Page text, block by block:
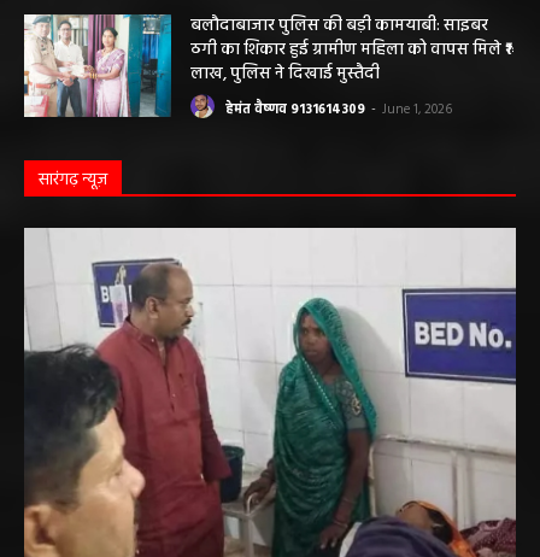
बलौदाबाजार पुलिस की बड़ी कामयाबी: साइबर
ठगी का शिकार हुई ग्रामीण महिला को वापस मिले ₹1
लाख, पुलिस ने दिखाई मुस्तैदी
हेमंत वैष्णव 9131614309 - June 1, 2026
सारंगढ़ न्यूज़